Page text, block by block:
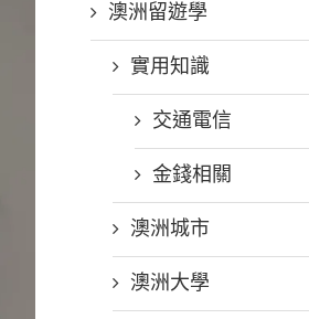
澳洲留遊學
實用知識
交通電信
金錢相關
澳洲城市
澳洲大學